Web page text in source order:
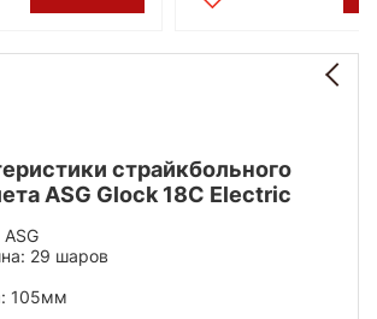
страйкбольного
ASG Glock 18C Electric
29 шаров
105мм